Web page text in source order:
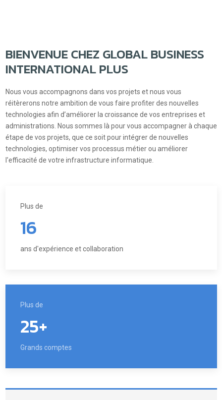
BIENVENUE CHEZ GLOBAL BUSINESS
INTERNATIONAL PLUS
Nous vous accompagnons dans vos projets et nous vous
réitèrerons notre ambition de vous faire profiter des nouvelles
technologies afin d’améliorer la croissance de vos entreprises et
administrations. Nous sommes là pour vous accompagner à chaque
étape de vos projets, que ce soit pour intégrer de nouvelles
technologies, optimiser vos processus métier ou améliorer
l'efficacité de votre infrastructure informatique.
Plus de
16
ans d'expérience et collaboration
Plus de
25+
Grands comptes